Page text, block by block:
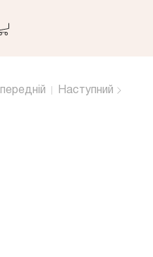
Наступний